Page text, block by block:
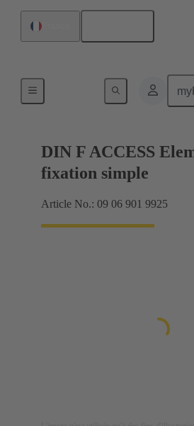
DIN F ACCESS
fixation simple
Article No.: 09 06 901 9925